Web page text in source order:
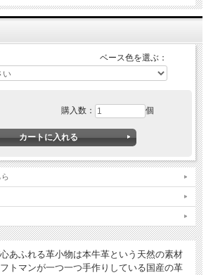
ンド レザーパスケー
ベース色を選ぶ：
購入数： 個
あふれる革小物は本牛革という天然の素材
トマンが一つ一つ手作りしている国産の革